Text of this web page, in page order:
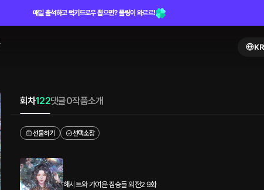
매일 출석하고 럭키드로우 뽑으면? 플링이 와르르!
KR
회차122댓글0작품소개
선물하기 선택소장
해시트와 가여운 짐승들 외전2 9화